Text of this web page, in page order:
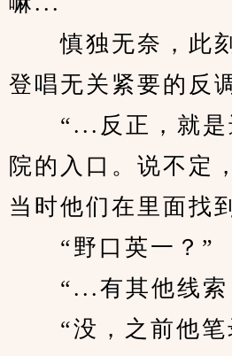
慎独无奈，此刻
登唱无关紧要的反
“...反正，就是
院的入口。说不定
当时他们在里面找
“野口英一？”
“...有其他线索
“没，之前他笔